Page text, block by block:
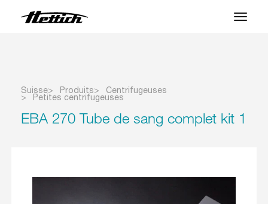
Applications
Marques
Suisse Produits Centrifugeuses
Petites centrifugeuses
EBA 270 Tube de sang complet kit 1